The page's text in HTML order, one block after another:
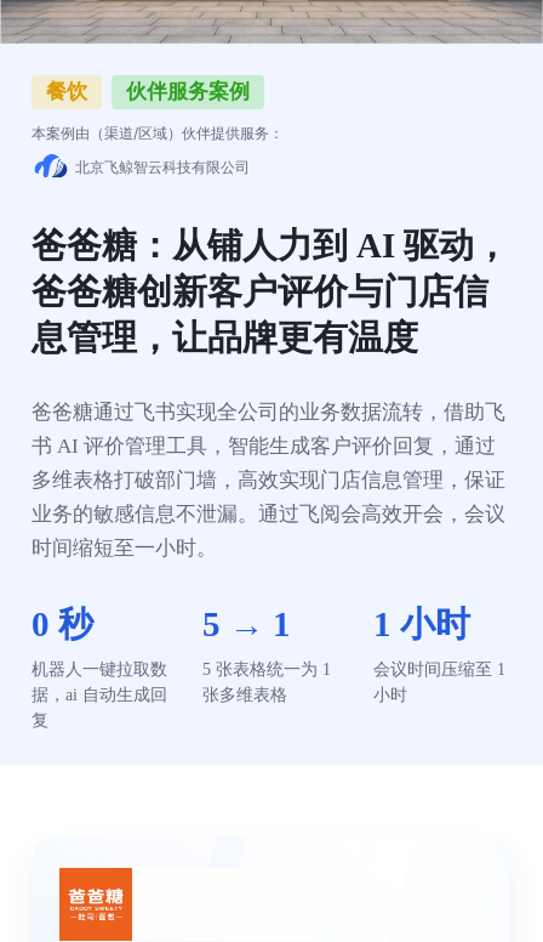
餐饮 伙伴服务案例
本案例由（渠道/区域）伙伴提供服务：
北京飞鲸智云科技有限公司
爸爸糖：从铺人力到 AI 驱动，
爸爸糖创新客户评价与门店信
息管理，让品牌更有温度
爸爸糖通过飞书实现全公司的业务数据流转，借助飞
书 AI 评价管理工具，智能生成客户评价回复，通过
多维表格打破部门墙，高效实现门店信息管理，保证
业务的敏感信息不泄漏。通过飞阅会高效开会，会议
时间缩短至一小时。
0 秒
机器人一键拉取数
据，ai 自动生成回
复
5 → 1
5 张表格统一为 1
张多维表格
1 小时
会议时间压缩至 1
小时